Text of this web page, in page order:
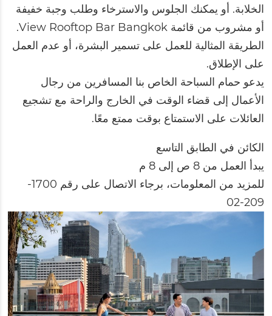
الخلابة. أو يمكنك الجلوس والاسترخاء وطلب وجبة خفيفة
أو مشروب من قائمة View Rooftop Bar Bangkok.
الطريقة المثالية للعمل على تسمير البشرة، أو عدم العمل
على الإطلاق.
يدعو حمام السباحة الخاص بنا المسافرين من رجال
الأعمال إلى قضاء الوقت في الخارج والراحة مع تشجيع
العائلات على الاستمتاع بوقت ممتع معًا.
الكائن في الطابق التاسع
يبدأ العمل من 8 ص إلى 8 م
للمزيد من المعلومات، برجاء الاتصال على رقم 1700-
209-02